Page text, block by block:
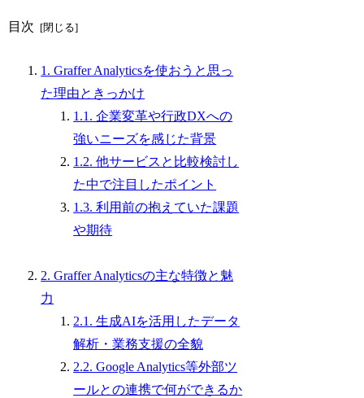
目次
1. Graffer Analyticsを使おうと思っ
た理由ときっかけ
1.1. 企業変革や行政DXへの
強いニーズを感じた背景
1.2. 他サービスと比較検討し
た中で注目したポイント
1.3. 利用前の抱えていた課題
や期待
2. Graffer Analyticsの主な特徴と魅
力
2.1. 生成AIを活用したデータ
解析・業務支援の全貌
2.2. Google Analytics等外部ツ
ールとの連携で何ができるか